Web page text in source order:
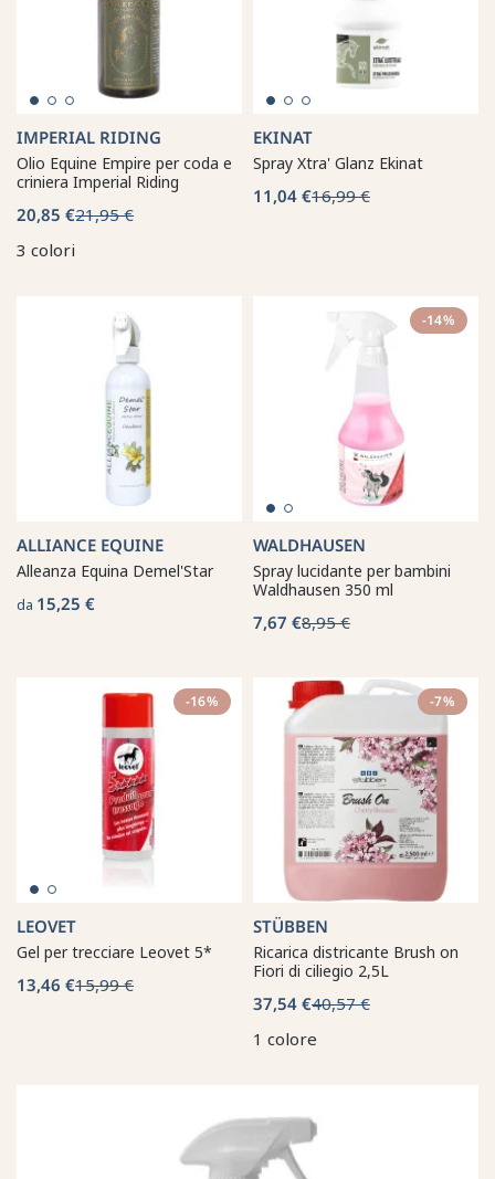
IMPERIAL RIDING
Olio Equine Empire per coda e
criniera Imperial Riding
20,85 €21,95 €
3 colori
EKINAT
Spray Xtra' Glanz Ekinat
11,04 €16,99 €
ALLIANCE EQUINE
Alleanza Equina Demel'Star
da 15,25 €
-14%
WALDHAUSEN
Spray lucidante per bambini
Waldhausen 350 ml
7,67 €8,95 €
-16%
LEOVET
Gel per trecciare Leovet 5*
13,46 €15,99 €
-7%
STÜBBEN
Ricarica districante Brush on
Fiori di ciliegio 2,5L
37,54 €40,57 €
1 colore